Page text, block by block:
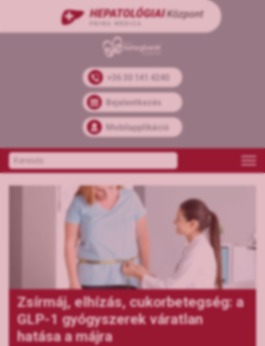
+36 30 141 4240
Bejelentkezés
Mobilapplikáció
Zsírmáj, elhízás, cukorbetegség: a
GLP-1 gyógyszerek váratlan
hatása a májra